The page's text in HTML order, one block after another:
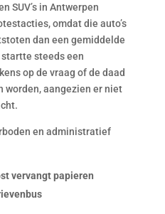
SUV’s in Antwerpen
omdat die auto’s
dan een gemiddelde
steeds een
op de vraag of de daad
worden, aangezien er niet
en administratief
vervangt papieren